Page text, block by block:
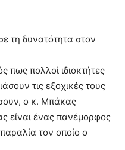
τη δυνατότητα στον
πως πολλοί ιδιοκτήτες
τις εξοχικές τους
ο κ. Μπάκας
είναι ένας πανέμορφος
τον οποίο ο